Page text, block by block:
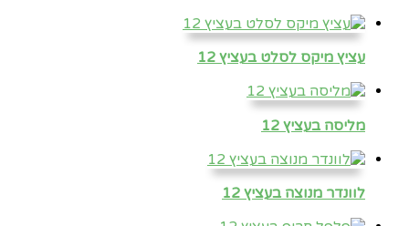
עציץ מיקס לסלט בעציץ 12
מליסה בעציץ 12
לוונדר מנוצה בעציץ 12